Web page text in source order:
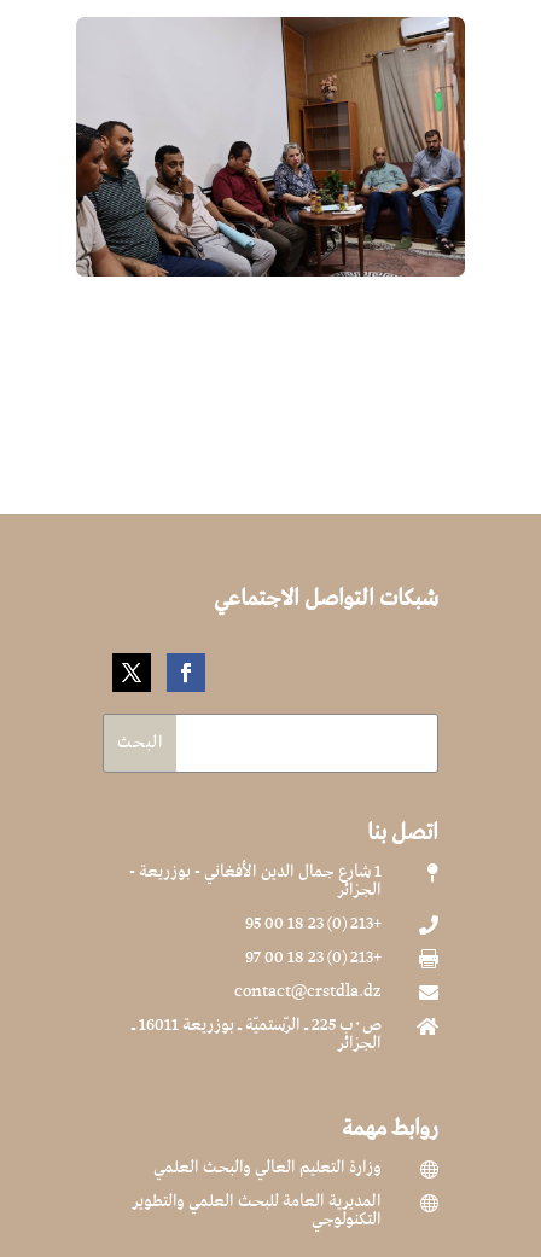
شبكات التواصل الاجتماعي
اتصل بنا
 1 شارع جمال الدين الأفغاني - بوزريعة -
الجزائر

+213 (0) 23 18 00 95

+213 (0) 23 18 00 97

contact@crstdla.dz
 ص٠ب 225 ـ الرّستميّة ـ بوزريعة 16011 ـ
الجزائر
روابط مهمة
 وزارة التعليم العالي والبحث العلمي
 المديرية العامة للبحث العلمي والتطوير
التكنولوجي